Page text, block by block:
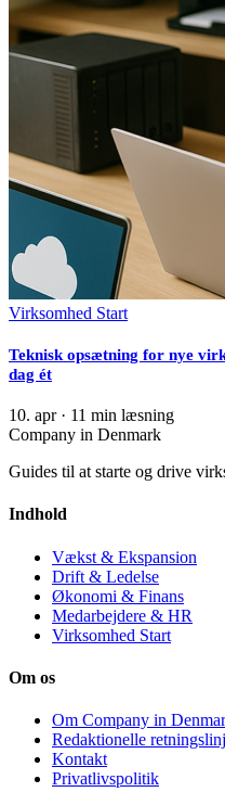
Virksomhed Start
Teknisk opsætning for nye
dag ét
10. apr · 11 min læsning
Company in Denmark
Guides til at starte og drive
Indhold
Vækst & Ekspansion
Drift & Ledelse
Økonomi & Finans
Medarbejdere & HR
Virksomhed Start
Om os
Om Company in
Redaktionelle
Kontakt
Privatlivspolitik